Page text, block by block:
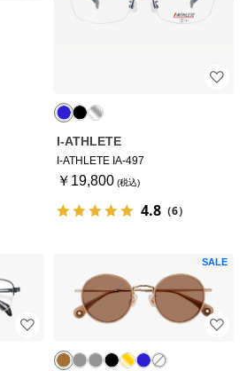
I-ATHLETE
I-ATHLETE IA-497
￥19,800
4.8 （6）
SALE